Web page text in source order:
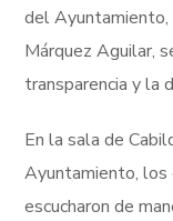
del Ayuntamiento,
Márquez Aguilar,
transparencia y la
En la sala de
Ayuntamiento, los
escucharon de